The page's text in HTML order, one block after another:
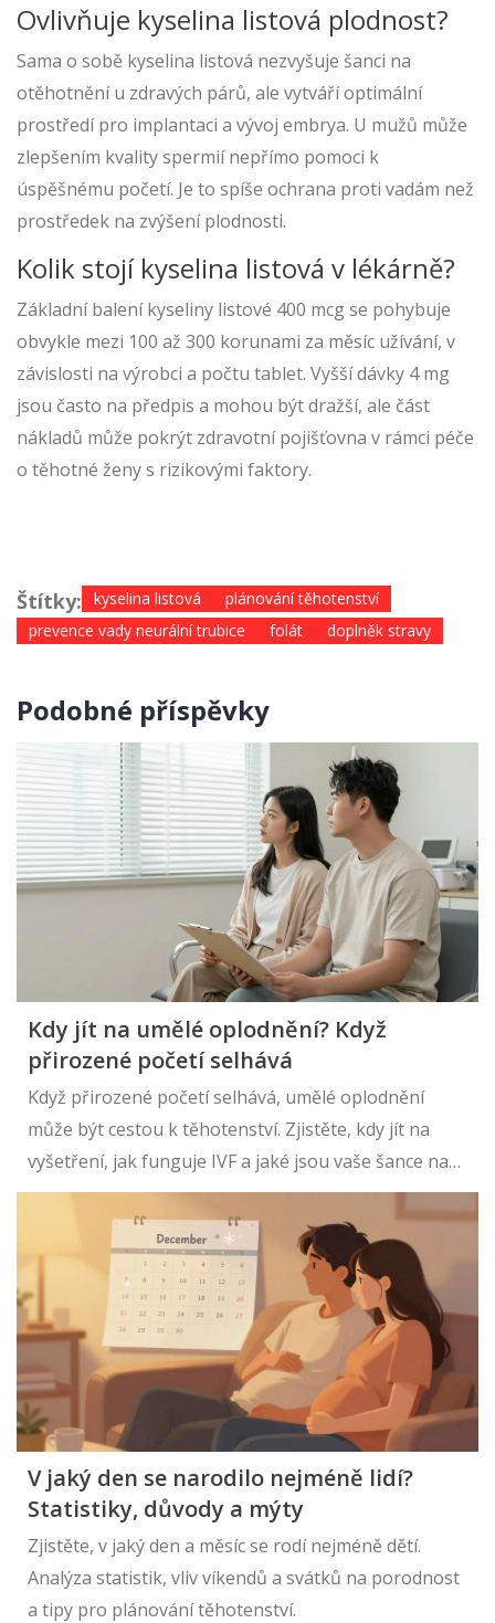
Ovlivňuje kyselina listová plodnost?
Sama o sobě kyselina listová nezvyšuje šanci na
otěhotnění u zdravých párů, ale vytváří optimální
prostředí pro implantaci a vývoj embrya. U mužů může
zlepšením kvality spermií nepřímo pomoci k
úspěšnému početí. Je to spíše ochrana proti vadám než
prostředek na zvýšení plodnosti.
Kolik stojí kyselina listová v lékárně?
Základní balení kyseliny listové 400 mcg se pohybuje
obvykle mezi 100 až 300 korunami za měsíc užívání, v
závislosti na výrobci a počtu tablet. Vyšší dávky 4 mg
jsou často na předpis a mohou být dražší, ale část
nákladů může pokrýt zdravotní pojišťovna v rámci péče
o těhotné ženy s rizikovými faktory.
Štítky: kyselina listová
plánování těhotenství
prevence vady neurální trubice
folát doplněk stravy
Podobné příspěvky
Kdy jít na umělé oplodnění? Když
přirozené početí selhává
Když přirozené početí selhává, umělé oplodnění
může být cestou k těhotenství. Zjistěte, kdy jít na
vyšetření, jak funguje IVF a jaké jsou vaše šance na
úspěch.
V jaký den se narodilo nejméně lidí?
Statistiky, důvody a mýty
Zjistěte, v jaký den a měsíc se rodí nejméně dětí.
Analýza statistik, vliv víkendů a svátků na porodnost
a tipy pro plánování těhotenství.